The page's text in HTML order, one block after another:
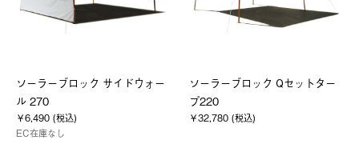
ソーラーブロック サイドウォー
ル 270
￥6,490 (税込)
EC在庫なし
ソーラーブロック Qセットター
プ220
￥32,780 (税込)